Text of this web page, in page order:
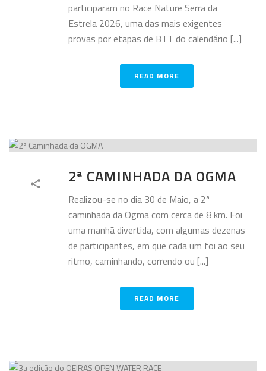
participaram no Race Nature Serra da
Estrela 2026, uma das mais exigentes
provas por etapas de BTT do calendário [...]
READ MORE
2ª CAMINHADA DA OGMA
Realizou-se no dia 30 de Maio, a 2ª
caminhada da Ogma com cerca de 8 km. Foi
uma manhã divertida, com algumas dezenas
de participantes, em que cada um foi ao seu
ritmo, caminhando, correndo ou [...]
READ MORE